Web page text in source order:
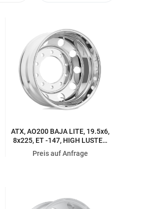
ATX, AO200 BAJA LITE, 19.5x6,
8x225, ET -147, HIGH LUSTER
POLISHED
Preis auf Anfrage